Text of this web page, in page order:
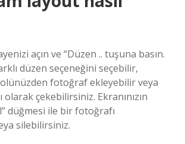
açın ve “Düzen .. tuşuna basın.
düzen seçeneğini seçebilir,
fotoğraf ekleyebilir veya
olarak çekebilirsiniz. Ekranınızın
düğmesi ile bir fotoğrafı
silebilirsiniz.